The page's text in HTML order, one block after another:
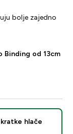
bolje zajedno
Binding od 13cm
hlače